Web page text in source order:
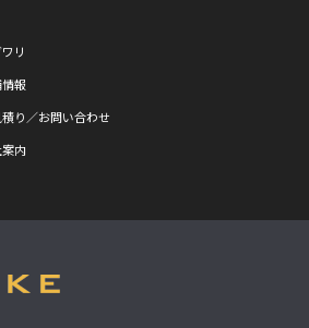
リ
報
り／お問い合わせ
内